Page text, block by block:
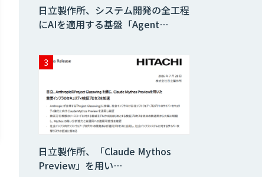
Galaxy-Eye
Episode
AI Worker
AI開発・伴走支
援・内製化支援
日立製作所、システム開発の全工程
にAIを適用する基盤「Agent…
日立製作所、「Claude Mythos
Preview」を用い…